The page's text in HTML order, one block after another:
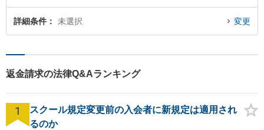
詳細条件 未選択 変更
返金請求の法律Q&Aランキング
1
スクール規定変更前の入会者に新規定は適用され
るのか